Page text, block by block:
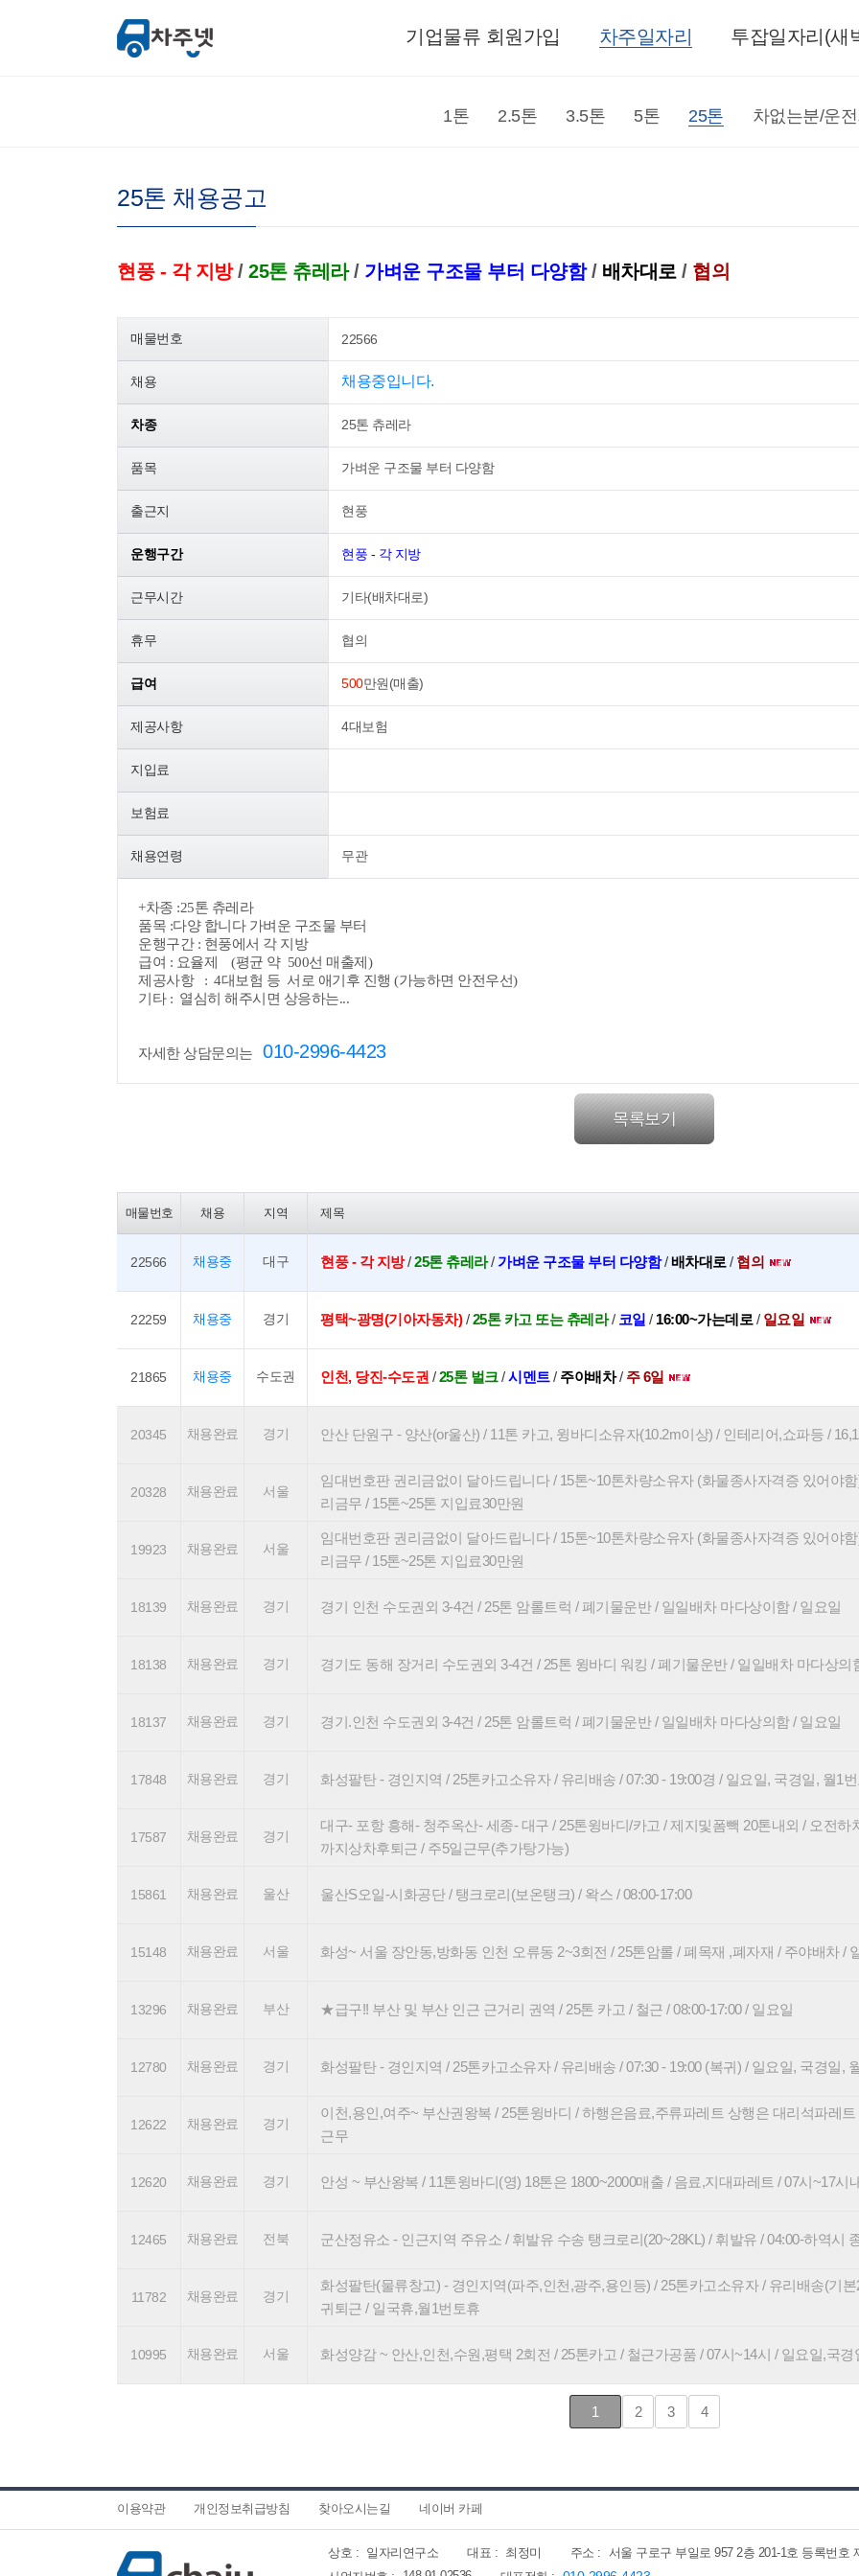
투잡일자리(새
차주일자리
기업물류 회원가입
1톤 2.5톤 3.5톤 5톤 25톤 차없는분/운
25톤 채용공고
현풍 - 각 지방/ 25톤 츄레라/ 가벼운 구조물 부터 다양함/ 배차대로/ 협의
매물번호 22566
채용 채용중입니다.
차종 25톤 츄레라
품목 가벼운 구조물 부터 다양함
출근지 현풍
운행구간 현풍 - 각 지방
근무시간 기타(배차대로)
휴무 협의
급여 500만원(매출)
제공사항 4대보험
지입료
보험료
채용연령 무관
+차종 :25톤 츄레라
품목 :다양 합니다 가벼운 구조물 부터
운행구간 : 현풍에서 각 지방
급여 : 요율제 (평균 약 500선 매출제)
제공사항 : 4대보험 등 서로 애기후 진행 (가능하면 안전우선)
기타 : 열심히 해주시면 상응하는...
자세한 상담문의는 010-2996-4423
목록보기
매물번호 채용 지역 제목
22566 채용중 대구 현풍 - 각 지방/25톤 츄레라/ 가벼운 구조물 부터 다양함/배차대로 / 협의
22259 채용중 경기 평택~광명(기아자동차)/25톤 카고 또는 츄레라/ 코일 / 16:00~가는데로 / 일요일
21865 채용중 수도권 인천, 당진-수도권 /25톤 벌크/시멘트/ 주야배차/ 주 6일
20345 채용완료 경기 안산 단원구 - 양산(or울산) / 11톤 카고, 윙바디소유자(10.2m이상) / 인테리어,쇼파등 /
20328 채용완료 서울
임대번호판 권리금없이 달아드립니다 / 15톤~10톤차량소유자 (화물종사자격증 있어야
리금무 / 15톤~25톤 지입료30만원
19923 채용완료 서울
임대번호판 권리금없이 달아드립니다 / 15톤~10톤차량소유자 (화물종사자격증 있어야
리금무 / 15톤~25톤 지입료30만원
18139 채용완료 경기 경기 인천 수도권외 3-4건 / 25톤 암롤트럭 / 폐기물운반 / 일일배차 마다상이함 / 일요일
18138 채용완료 경기 경기도 동해 장거리 수도권외 3-4건 / 25톤 윙바디 워킹 / 폐기물운반 / 일일배차 마다상의
18137 채용완료 경기 경기.인천 수도권외 3-4건 / 25톤 암롤트럭 / 폐기물운반 / 일일배차 마다상의함 / 일요일
17848 채용완료 경기 화성팔탄 - 경인지역 / 25톤카고소유자 / 유리배송 / 07:30 - 19:00경 / 일요일, 국경일, 월1
17587 채용완료 경기
대구- 포항 흥해- 청주옥산- 세종- 대구 / 25톤윙바디/카고 / 제지및폼빽 20톤내외 / 오전하
까지상차후퇴근 / 주5일근무(추가탕가능)
15861 채용완료 울산 울산S오일-시화공단 / 탱크로리(보온탱크) / 왁스 / 08:00-17:00
15148 채용완료 서울 화성~ 서울 장안동,방화동 인천 오류동 2~3회전 / 25톤암롤 / 폐목재 ,폐자재 / 주야배차 /
13296 채용완료 부산 ★급구!! 부산 및 부산 인근 근거리 권역 / 25톤 카고 / 철근 / 08:00-17:00 / 일요일
12780 채용완료 경기 화성팔탄 - 경인지역 / 25톤카고소유자 / 유리배송 / 07:30 - 19:00 (복귀) / 일요일, 국경일,
12622 채용완료 경기
이천,용인,여주~ 부산권왕복 / 25톤윙바디 / 하행은음료,주류파레트 상행은 대리석파레트
근무
12620 채용완료 경기 안성 ~ 부산왕복 / 11톤윙바디(영) 18톤은 1800~2000매출 / 음료,지대파레트 / 07시~17시
12465 채용완료 전북 군산정유소 - 인근지역 주유소 / 휘발유 수송 탱크로리(20~28KL) / 휘발유 / 04:00-하역시
11782 채용완료 경기
화성팔탄(물류창고) - 경인지역(파주,인천,광주,용인등) / 25톤카고소유자 / 유리배송(기본
귀퇴근 / 일국휴,월1번토휴
10995 채용완료 서울 화성양감 ~ 안산,인천,수원,평택 2회전 / 25톤카고 / 철근가공품 / 07시~14시 / 일요일,국경
1 2 3 4
이용약관 개인정보취급방침 찾아오시는길 네이버 카페
상호 : 일자리연구소 대표 : 최정미 주소 : 서울 구로구 부일로 957 2층 201-1호 등록번호